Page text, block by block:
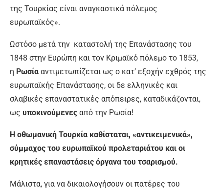
της Τουρκίας είναι αναγκαστικά πόλεμος
ευρωπαϊκός».
Ωστόσο μετά την καταστολή της Επανάστασης του
1848 στην Ευρώπη και τον Κριμαϊκό πόλεμο το 1853,
η Ρωσία αντιμετωπίζεται ως ο κατ’ εξοχήν εχθρός της
ευρωπαϊκής Επανάστασης, οι δε ελληνικές και
σλαβικές επαναστατικές απόπειρες, καταδικάζονται,
ως υποκινούμενες από την Ρωσία!
Η οθωμανική Τουρκία καθίσταται, «αντικειμενικά»,
σύμμαχος του ευρωπαϊκού προλεταριάτου και οι
κρητικές επαναστάσεις όργανα του τσαρισμού.
Μάλιστα, για να δικαιολογήσουν οι πατέρες του